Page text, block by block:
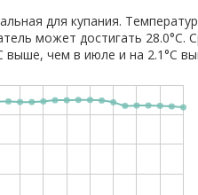
для купания.
может достигать 28.0°C.
выше, чем в июле и на 2.1°C